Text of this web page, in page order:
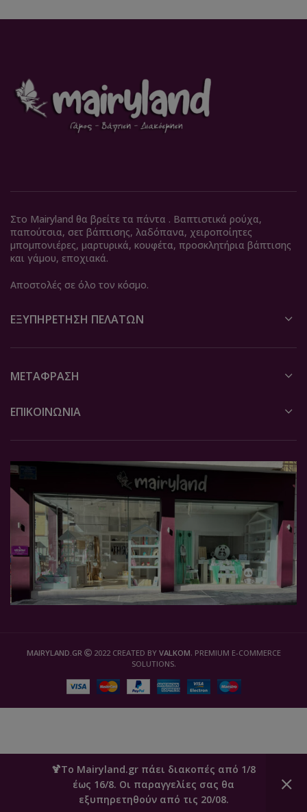
🍹Το Mairyland.gr πάει διακοπές από 1/8
έως 16/8. Οι παραγγελίες σας θα
εξυπηρετηθούν από τις 20/08.
Στο Mairyland θα βρείτε τα πάντα . Βαπτιστικά ρούχα,
παπούτσια, σετ βάπτισης, λαδόπανα, χειροποίητες
μπομπονιέρες, μαρτυρικά, κουφέτα, προσκλητήρια βάπτισης
και γάμου, εποχιακά.
Αποστολές σε όλο τον κόσμο.
ΕΞΥΠΗΡΈΤΗΣΗ ΠΕΛΑΤΏΝ
ΜΕΤΆΦΡΑΣΗ
ΕΠΙΚΟΙΝΩΝΙΑ
MAIRYLAND.GR 2022 CREATED BY VALKOM. PREMIUM E-COMMERCE
SOLUTIONS.
0
Καλάθι Ο Λογαριασμός μου